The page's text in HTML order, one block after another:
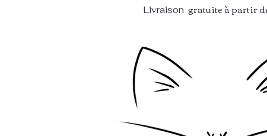
Livraison gratuite à partir